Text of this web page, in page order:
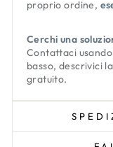
proprio ordine,
Cerchi una
Contattaci
basso, descrivici
gratuito.